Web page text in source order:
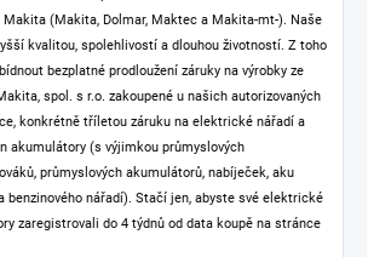
(Makita, Dolmar, Maktec a Makita-mt-). Naše
kvalitou, spolehlivostí a dlouhou životností. Z toho
bezplatné prodloužení záruky na výrobky ze
spol. s r.o. zakoupené u našich autorizovaných
konkrétně tříletou záruku na elektrické nářadí a
akumulátory (s výjimkou průmyslových
průmyslových akumulátorů, nabíječek, aku
benzinového nářadí). Stačí jen, abyste své elektrické
zaregistrovali do 4 týdnů od data koupě na stránce